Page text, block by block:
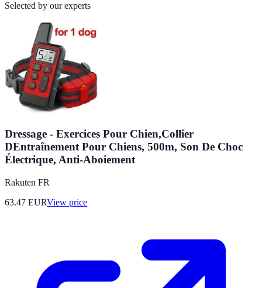
Selected by our experts
Dressage - Exercices Pour Chien,Collier
DEntraînement Pour Chiens, 500m, Son De Choc
Électrique, Anti-Aboiement
Rakuten FR
63.47 EURView price